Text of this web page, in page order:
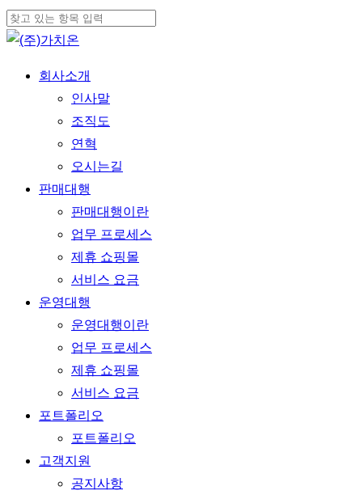
Skip
to
content
Close
Menu
회사소개
인사말
조직도
연혁
오시는길
판매대행
판매대행이란
업무 프로세스
제휴 쇼핑몰
서비스 요금
운영대행
운영대행이란
업무 프로세스
제휴 쇼핑몰
서비스 요금
포트폴리오
포트폴리오
고객지원
공지사항